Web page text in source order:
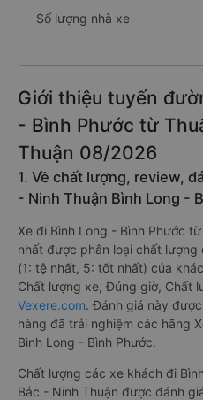
Số lượng nhà xe
Giới thiệu tuyến
- Bình Phước từ
Thuận 08/2026
1. Về chất lượng, review,
- Ninh Thuận Bình Long -
Xe đi Bình Long - Bình Phước
nhất được phân loại chất
(1: tệ nhất, 5: tốt nhất) của
Chất lượng xe, Đúng giờ, Chất
Vexere.com. Đánh giá này
hàng đã trải nghiệm các hãng
Bình Long - Bình Phước.
Chất lượng các xe khách đi
Bắc - Ninh Thuận được đánh